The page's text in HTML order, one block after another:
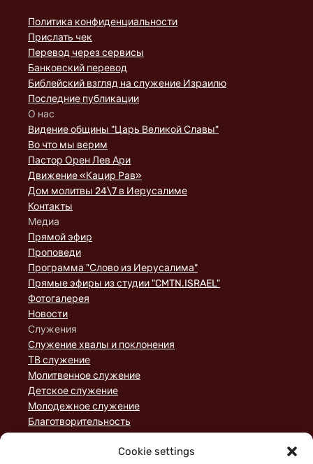
Cookie settings
Политика конфиденциальности
Прислать чек
Перевод через сервисы
Банковский перевод
Библейский взгляд на служение Израилю
Последние публикации
О нас
Видение общины "Царь Великой Славы"
Во что мы верим
Пастор Орен Лев Ари
Движение «Кацир Рав»
Дом молитвы 24\7 в Иерусалиме
Контакты
Медиа
Прямой эфир
Проповеди
Программа "Слово из Иерусалима"
Прямые эфиры из студии "CMTN.ISRAEL"
Фотогалерея
Новости
Служения
Служение хвалы и поклонения
ТВ служение
Молитвенное служение
Детское служение
Молодежное служение
Благотворительность
Служение порядка